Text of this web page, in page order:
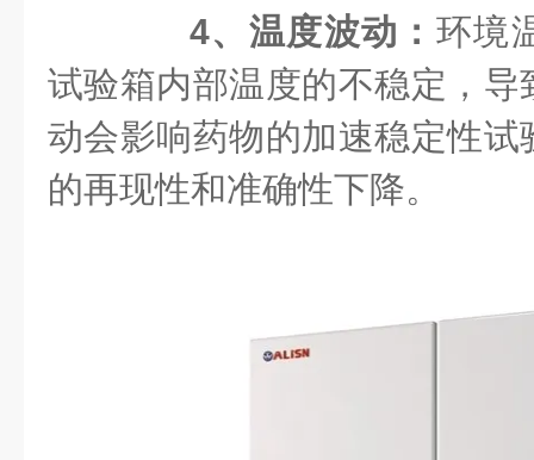
4、温度波动： 环境
试验箱内部温度的不稳定，
动会影响药物的加速稳定性
的再现性和准确性下降。